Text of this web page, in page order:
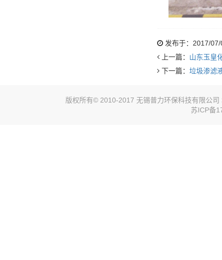
发布于：2017/
上一篇： 山东玉皇
下一篇：垃圾渗滤
版权所有© 2010-2017 无锡普力环保科技有限公
苏ICP备